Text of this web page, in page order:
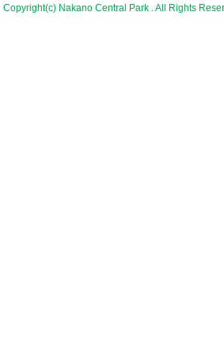
Copyright(c) Nakano Central Park . All Rights